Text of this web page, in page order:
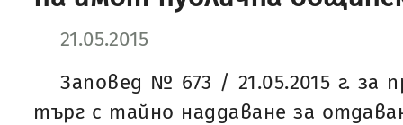
21.05.2015
Заповед № 673 / 21.05.2015 г. за
търг с тайно наддаване за